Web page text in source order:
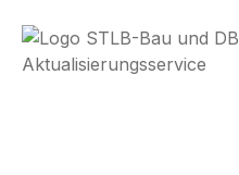
Bildergalerie überspringen